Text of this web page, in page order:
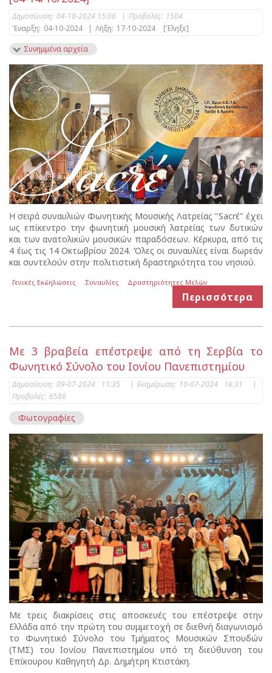
Δημοσίευση: 04-10-2024 15:06 | Προβολές: 1504
Έναρξη: 04-10-2024 | Λήξη: 17-10-2024
[Έληξε]
Συνημμένα αρχεία
Η σειρά συναυλιών Φωνητικής Μουσικής Λατρείας "Sacrέ" έχει
ως επίκεντρο την φωνητική μουσική λατρείας των δυτικών
και των ανατολικών μουσικών παραδόσεων. Κέρκυρα, από τις
4 έως τις 14 Οκτωβρίου 2024. Όλες οι συναυλίες είναι δωρεάν
και συντελούν στην πολιτιστική δραστηριότητα του νησιού.
Γενικές Εκδηλώσεις Συναυλίες Δραστηριότητες Μελών
Περισσότερα
Με 3 βραβεία επέστρεψε από τη Σερβία το
Φωνητικό Σύνολο του Ιονίου Πανεπιστημίου
Δημοσίευση: 09-07-2024 11:35 Ενημέρωση: 10-07-2024 16:31
Προβολές: 6586
Φωτογραφίες
Με τρεις διακρίσεις στις αποσκευές του επέστρεψε στην
Ελλάδα από την πρώτη του συμμετοχή σε διεθνή διαγωνισμό
το Φωνητικό Σύνολο του Τμήματος Μουσικών Σπουδών
(ΤΜΣ) του Ιονίου Πανεπιστημίου υπό τη διεύθυνση του
Επίκουρου Καθηγητή Δρ. Δημήτρη Κτιστάκη.